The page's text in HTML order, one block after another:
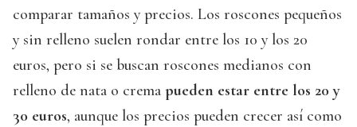
comparar tamaños y precios. Los roscones pequeños
y sin relleno suelen rondar entre los 10 y los 20
euros, pero si se buscan roscones medianos con
relleno de nata o crema pueden estar entre los 20 y
30 euros, aunque los precios pueden crecer así como